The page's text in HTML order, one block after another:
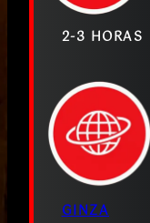
2-3 HORAS
GINZA